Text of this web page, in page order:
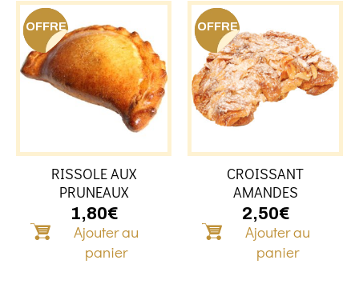
OFFRE
RISSOLE AUX
PRUNEAUX
1,80€
Ajouter au
panier
OFFRE
CROISSANT
AMANDES
2,50€
Ajouter au
panier